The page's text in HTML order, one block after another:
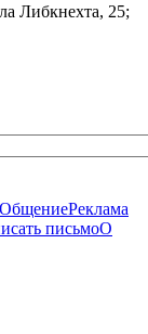
Либкнехта, 25;
ОбщениеРеклама
письмоО